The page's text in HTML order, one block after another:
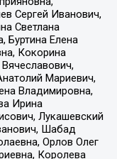
Сергей Иванович,
Светлана
Буртина Елена
Кокорина
Мариевич,
Владимировна,
Ирина
Лукашевский
Шабад
Орлов Олег
Королева